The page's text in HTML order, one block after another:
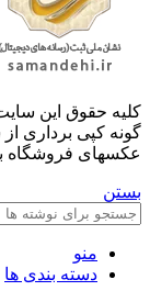
کليه حقوق اين
گونه کپی برداری از
عکسهای فروشگاه
بستن
منو
دسته بندی ها